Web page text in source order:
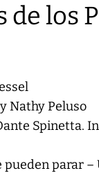
de los
Nathy Peluso
Spinetta.
parar –